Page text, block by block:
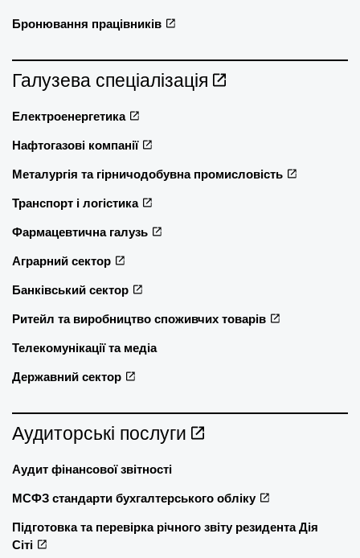
Бронювання працівників
Галузева спеціалізація
Електроенергетика
Нафтогазові компанії
Металургія та гірничодобувна промисловість
Транспорт і логістика
Фармацевтична галузь
Аграрний сектор
Банківський сектор
Ритейл та виробництво споживчих товарів
Телекомунікації та медіа
Державний сектор
Аудиторські послуги
Аудит фінансової звітності
МСФЗ стандарти бухгалтерського обліку
Підготовка та перевірка річного звіту резидента Дія
Сіті